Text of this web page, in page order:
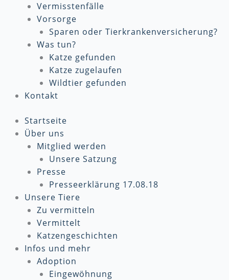
Vermisstenfälle
Vorsorge
Sparen oder Tierkrankenversicherung?
Was tun?
Katze gefunden
Katze zugelaufen
Wildtier gefunden
Kontakt
Startseite
Über uns
Mitglied werden
Unsere Satzung
Presse
Presseerklärung 17.08.18
Unsere Tiere
Zu vermitteln
Vermittelt
Katzengeschichten
Infos und mehr
Adoption
Eingewöhnung